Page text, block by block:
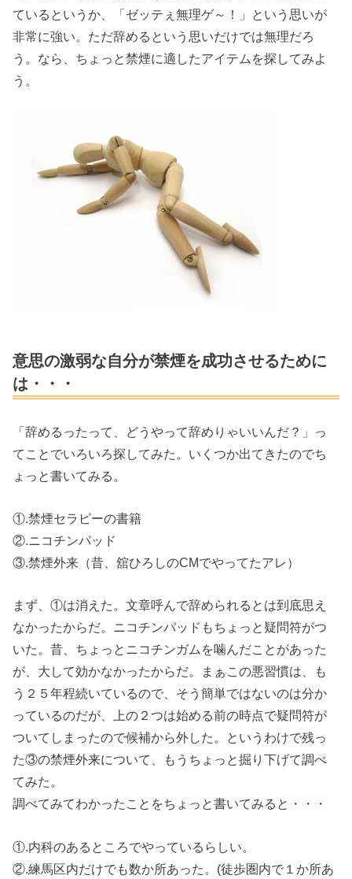
ているというか、「ゼッテぇ無理ゲ～！」という思いが
非常に強い。ただ辞めるという思いだけでは無理だろ
う。なら、ちょっと禁煙に適したアイテムを探してみよ
う。
意思の激弱な自分が禁煙を成功させるために
は・・・
「辞めるったって、どうやって辞めりゃいいんだ？」っ
てことでいろいろ探してみた。いくつか出てきたのでち
ょっと書いてみる。
①.禁煙セラピーの書籍
②.ニコチンパッド
③.禁煙外来（昔、舘ひろしのCMでやってたアレ）
まず、①は消えた。文章呼んで辞められるとは到底思え
なかったからだ。ニコチンパッドもちょっと疑問符がつ
いた。昔、ちょっとニコチンガムを噛んだことがあった
が、大して効かなかったからだ。まぁこの悪習慣は、も
う２５年程続いているので、そう簡単ではないのは分か
っているのだが、上の２つは始める前の時点で疑問符が
ついてしまったので候補から外した。というわけで残っ
た③の禁煙外来について、もうちょっと掘り下げて調べ
てみた。
調べてみてわかったことをちょっと書いてみると・・・
①.内科のあるところでやっているらしい。
②.練馬区内だけでも数か所あった。(徒歩圏内で１か所あ